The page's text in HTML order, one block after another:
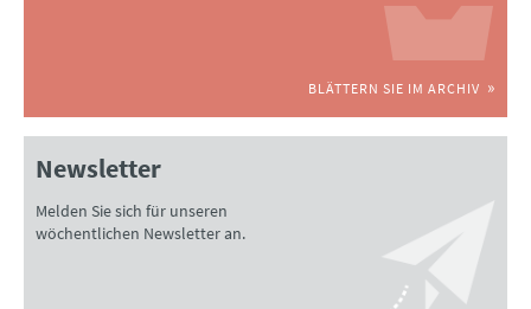
BLÄTTERN SIE IM ARCHIV
Newsletter
Melden Sie sich für unseren
wöchentlichen Newsletter an.